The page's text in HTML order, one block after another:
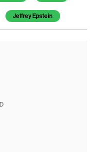
Jeffrey Epstein